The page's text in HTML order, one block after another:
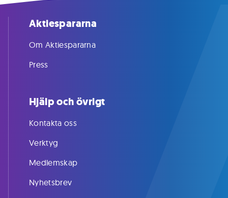
Aktiespararna
Om Aktiespararna
Press
Hjälp och övrigt
Kontakta oss
Verktyg
Medlemskap
Nyhetsbrev